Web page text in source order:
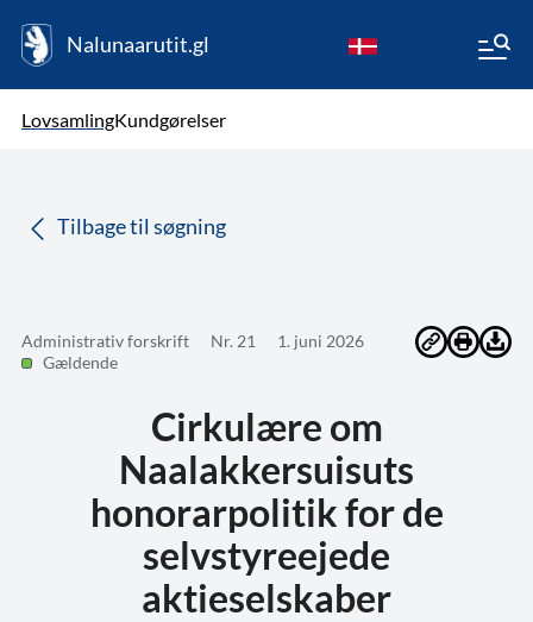
Nalunaarutit.gl
LovsamlingKundgørelser
Tilbage til søgning
Administrativ forskrift Nr. 21
1. juni 2026
Gældende
Cirkulære om
Naalakkersuisuts
honorarpolitik for de
selvstyreejede
aktieselskaber